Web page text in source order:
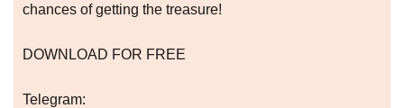
chances of getting the treasure!
DOWNLOAD FOR FREE
Telegram: